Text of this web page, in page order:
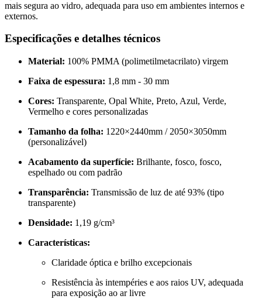
mais segura ao vidro, adequada para uso em ambientes internos e
externos.
Especificações e detalhes técnicos
Material: 100% PMMA (polimetilmetacrilato) virgem
Faixa de espessura: 1,8 mm - 30 mm
Cores: Transparente, Opal White, Preto, Azul, Verde,
Vermelho e cores personalizadas
Tamanho da folha: 1220×2440mm / 2050×3050mm
(personalizável)
Acabamento da superfície: Brilhante, fosco, fosco,
espelhado ou com padrão
Transparência: Transmissão de luz de até 93% (tipo
transparente)
Densidade: 1,19 g/cm³
Características:
Claridade óptica e brilho excepcionais
Resistência às intempéries e aos raios UV, adequada
para exposição ao ar livre